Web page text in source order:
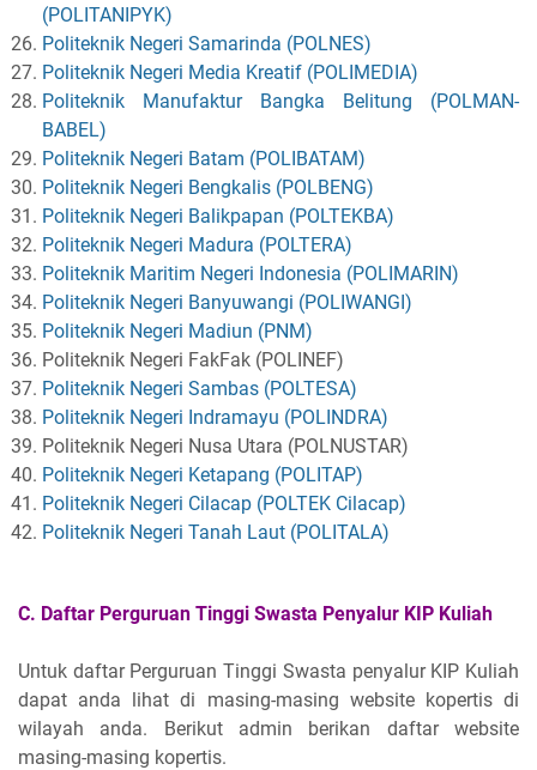
(POLITANIPYK)
Politeknik Negeri Samarinda (POLNES)
Politeknik Negeri Media Kreatif (POLIMEDIA)
Politeknik Manufaktur Bangka Belitung (POLMAN-
BABEL)
Politeknik Negeri Batam (POLIBATAM)
Politeknik Negeri Bengkalis (POLBENG)
Politeknik Negeri Balikpapan (POLTEKBA)
Politeknik Negeri Madura (POLTERA)
Politeknik Maritim Negeri Indonesia (POLIMARIN)
Politeknik Negeri Banyuwangi (POLIWANGI)
Politeknik Negeri Madiun (PNM)
Politeknik Negeri FakFak (POLINEF)
Politeknik Negeri Sambas (POLTESA)
Politeknik Negeri Indramayu (POLINDRA)
Politeknik Negeri Nusa Utara (POLNUSTAR)
Politeknik Negeri Ketapang (POLITAP)
Politeknik Negeri Cilacap (POLTEK Cilacap)
Politeknik Negeri Tanah Laut (POLITALA)
C. Daftar Perguruan Tinggi Swasta Penyalur KIP Kuliah
Untuk daftar Perguruan Tinggi Swasta penyalur KIP Kuliah
dapat anda lihat di masing-masing website kopertis di
wilayah anda. Berikut admin berikan daftar website
masing-masing kopertis.